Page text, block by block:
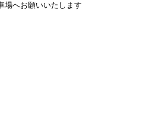
場へお願いいたします